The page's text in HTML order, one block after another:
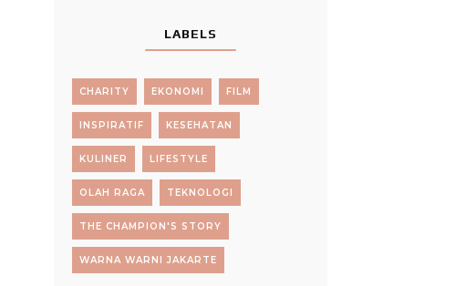
LABELS
CHARITY EKONOMI FILM
INSPIRATIF KESEHATAN
KULINER LIFESTYLE
OLAH RAGA TEKNOLOGI
THE CHAMPION'S STORY
WARNA WARNI JAKARTE